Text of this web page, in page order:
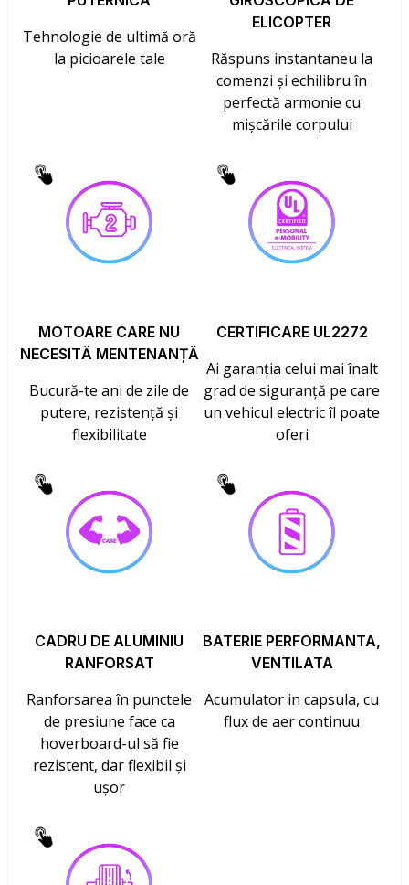
Tehnologie de ultimă oră
la picioarele tale
ELICOPTER
Răspuns instantaneu la
comenzi și echilibru în
perfectă armonie cu
mișcările corpului
MOTOARE CARE NU
NECESITĂ MENTENANȚĂ
Bucură-te ani de zile de
putere, rezistență și
flexibilitate
CERTIFICARE UL2272
Ai garanția celui mai înalt
grad de siguranță pe care
un vehicul electric îl poate
oferi
CADRU DE ALUMINIU
RANFORSAT
Ranforsarea în punctele
de presiune face ca
hoverboard-ul să fie
rezistent, dar flexibil și
ușor
BATERIE PERFORMANTA,
VENTILATA
Acumulator in capsula, cu
flux de aer continuu